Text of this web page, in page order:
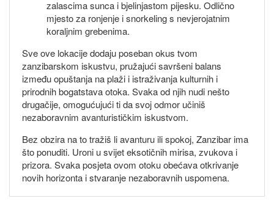
zalascima sunca i bjelinjastom pijesku. Odlično
mjesto za ronjenje i snorkeling s nevjerojatnim
koraljnim grebenima.
Sve ove lokacije dodaju poseban okus tvom
zanzibarskom iskustvu, pružajući savršeni balans
između opuštanja na plaži i istraživanja kulturnih i
prirodnih bogatstava otoka. Svaka od njih nudi nešto
drugačije, omogućujući ti da svoj odmor učiniš
nezaboravnim avanturističkim iskustvom.
Bez obzira na to tražiš li avanturu ili spokoj, Zanzibar ima
što ponuditi. Uroni u svijet eksotičnih mirisa, zvukova i
prizora. Svaka posjeta ovom otoku obećava otkrivanje
novih horizonta i stvaranje nezaboravnih uspomena.